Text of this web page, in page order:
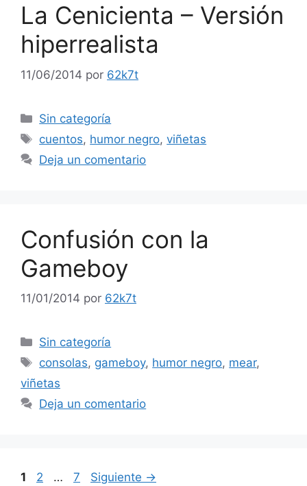
La Cenicienta – Versión
hiperrealista
11/06/2014 por 62k7t
Categorías
Sin categoría
Etiquetas
cuentos, humor negro,viñetas
Deja un comentario
Confusión con la
Gameboy
11/01/2014 por 62k7t
Categorías
Sin categoría
Etiquetas
consolas, gameboy, humor negro, mear,
viñetas
Deja un comentario
Página
1 Página
2 … Página
7 Siguiente →